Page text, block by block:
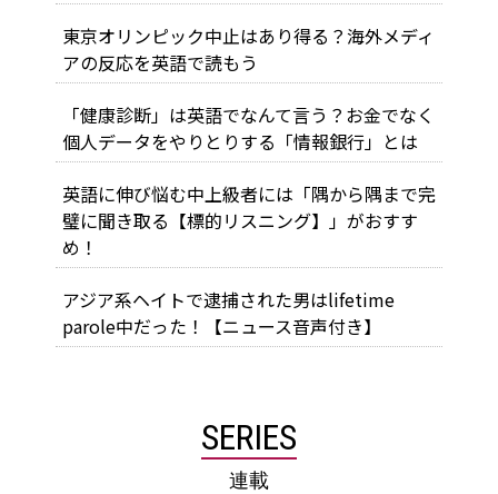
東京オリンピック中止はあり得る？海外メディ
アの反応を英語で読もう
「健康診断」は英語でなんて言う？お金でなく
個人データをやりとりする「情報銀行」とは
英語に伸び悩む中上級者には「隅から隅まで完
璧に聞き取る【標的リスニング】」がおすす
め！
アジア系ヘイトで逮捕された男はlifetime
parole中だった！【ニュース音声付き】
SERIES
連載